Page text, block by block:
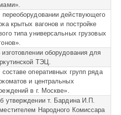
действующего
крытых вагонов и постройке
типа универсальных грузовых
оборудования для
ТЭЦ.
оперативных групп ряда
и центральных
в г. Москве».
утверждении т. Бардина И.П.
Народного Комиссара